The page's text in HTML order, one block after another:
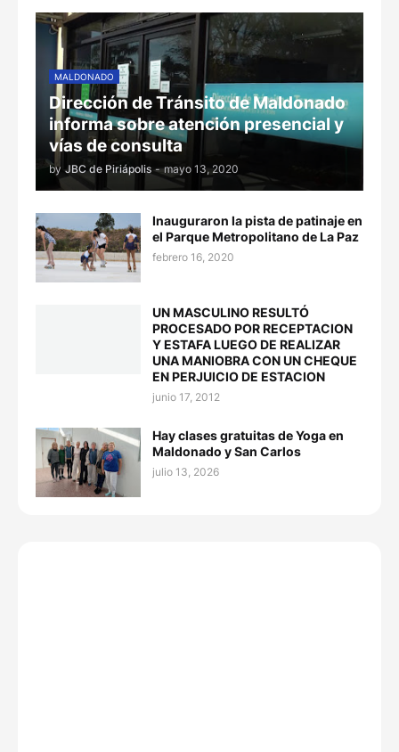
MALDONADO
Dirección de Tránsito de Maldonado
informa sobre atención presencial y
vías de consulta
by JBC de Piriápolis - mayo 13, 2020
Inauguraron la pista de patinaje en
el Parque Metropolitano de La Paz
febrero 16, 2020
UN MASCULINO RESULTÓ
PROCESADO POR RECEPTACION
Y ESTAFA LUEGO DE REALIZAR
UNA MANIOBRA CON UN CHEQUE
EN PERJUICIO DE ESTACION
junio 17, 2012
Hay clases gratuitas de Yoga en
Maldonado y San Carlos
julio 13, 2026